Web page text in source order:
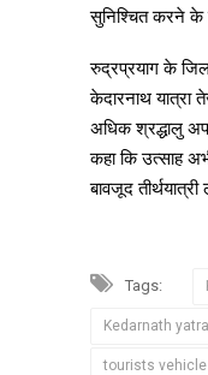
सुनिश्चित करने के
रुद्रप्रयाग के
केदारनाथ
अधिक श्रद्धालु
कहा कि उत्साह
बावजूद
Tags:
Kedarnath yatra
tourists vehicle